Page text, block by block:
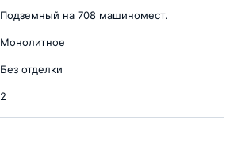
Подземный на 708 машиномест.
Монолитное
Без отделки
2